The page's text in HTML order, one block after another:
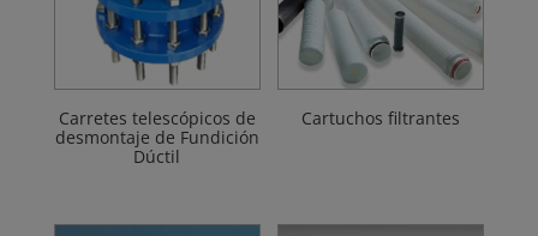
Carretes telescópicos de
desmontaje de Fundición
Dúctil
Cartuchos filtrantes